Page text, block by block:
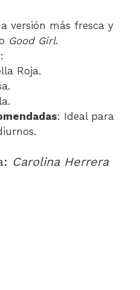
versión más fresca y
Good Girl.
:
Roja.
: Ideal para
Carolina Herrera